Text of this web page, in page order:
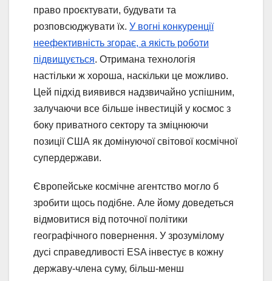
право проєктувати, будувати та
розповсюджувати їх. У вогні конкуренції
неефективність згорає, а якість роботи
підвищується. Отримана технологія
настільки ж хороша, наскільки це можливо.
Цей підхід виявився надзвичайно успішним,
залучаючи все більше інвестицій у космос з
боку приватного сектору та зміцнюючи
позиції США як домінуючої світової космічної
супердержави.
Європейське космічне агентство могло б
зробити щось подібне. Але йому доведеться
відмовитися від поточної політики
географічного повернення. У зрозумілому
дусі справедливості ESA інвестує в кожну
державу-члена суму, більш-менш